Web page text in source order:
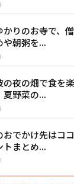
かりのお寺で、
や朝粥を...
の夜の畑で食を
夏野菜の...
おでかけ先はコ
トまとめ...